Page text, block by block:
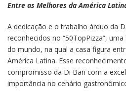
Entre as Melhores da América
A dedicação e o trabalho árduo da
reconhecidos no “50TopPizza”,
do mundo, na qual a casa figura
América Latina. Esse
compromisso da Di Bari com a
importância no cenário